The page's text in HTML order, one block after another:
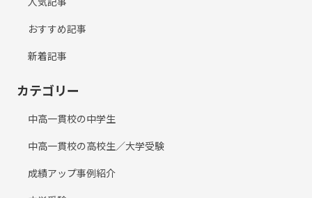
おすすめ記事
新着記事
カテゴリー
中高一貫校の中学生
中高一貫校の高校生／大学受験
成績アップ事例紹介